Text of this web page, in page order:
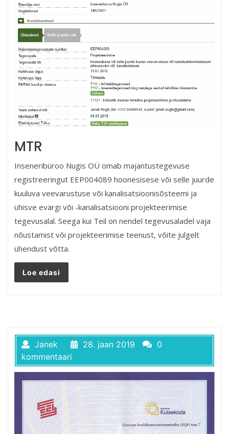
MTR
Inseneribüroo Nugis OÜ omab majantustegevuse
registreeringut EEP004089 hoonesisese või selle juurde
kuuluva veevarustuse või kanalisatsioonisõsteemi ja
ühisve evärgi või -kanalisatsiooni projekteerimise
tegevusalal. Seega kui Teil on nendel tegevusaladel vaja
nõustamist või projekteerimise teenust, võite julgelt
ühendust võtta.
Loe edasi
Janek 28. jaan 2019
0
kommentaari